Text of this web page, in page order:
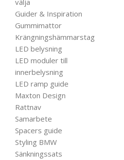
välja
Guider & Inspiration
Gummimattor
Krängningshämmarstag
LED belysning
LED moduler till
innerbelysning
LED ramp guide
Maxton Design
Rattnav
Samarbete
Spacers guide
Styling BMW
Sänkningssats